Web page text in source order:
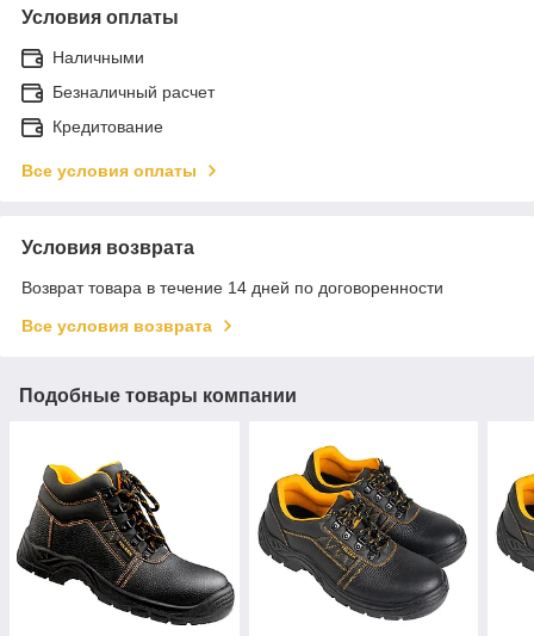
Условия оплаты
Наличными
Безналичный расчет
Кредитование
Все условия оплаты
Условия возврата
Возврат товара в течение 14 дней по договоренности
Все условия возврата
Подобные товары компании